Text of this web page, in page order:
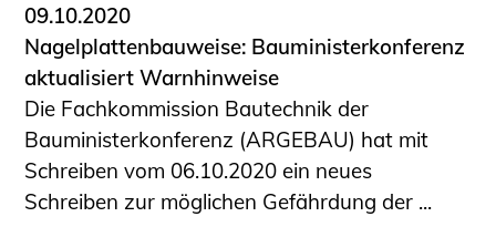
09.10.2020
Nagelplattenbauweise: Bauministerkonferenz
aktualisiert Warnhinweise
Die Fachkommission Bautechnik der
Bauministerkonferenz (ARGEBAU) hat mit
Schreiben vom 06.10.2020 ein neues
Schreiben zur möglichen Gefährdung der ...